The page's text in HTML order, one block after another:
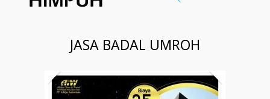
JASA BADAL UMROH